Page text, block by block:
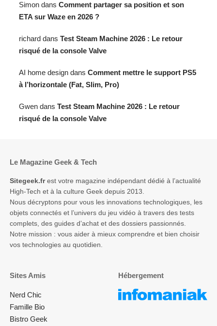
Simon dans Comment partager sa position et son
ETA sur Waze en 2026 ?
richard dans Test Steam Machine 2026 : Le retour
risqué de la console Valve
AI home design dans Comment mettre le support PS5
à l’horizontale (Fat, Slim, Pro)
Gwen dans Test Steam Machine 2026 : Le retour
risqué de la console Valve
Le Magazine Geek & Tech
Sitegeek.frest votre magazine indépendant dédié à l’actualité
High-Tech et à la culture Geek depuis 2013.
Nous décryptons pour vous les innovations technologiques, les
objets connectés et l’univers du jeu vidéo à travers des tests
complets, des guides d’achat et des dossiers passionnés.
Notre mission : vous aider à mieux comprendre et bien choisir
vos technologies au quotidien.
Sites Amis
Nerd Chic
Famille Bio
Bistro Geek
Hébergement